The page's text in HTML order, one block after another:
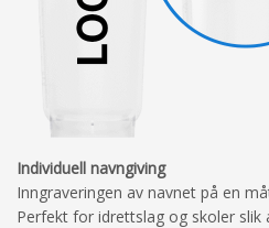
Individuell navngiving
Inngraveringen av navnet på en
Perfekt for idrettslag og skoler slik